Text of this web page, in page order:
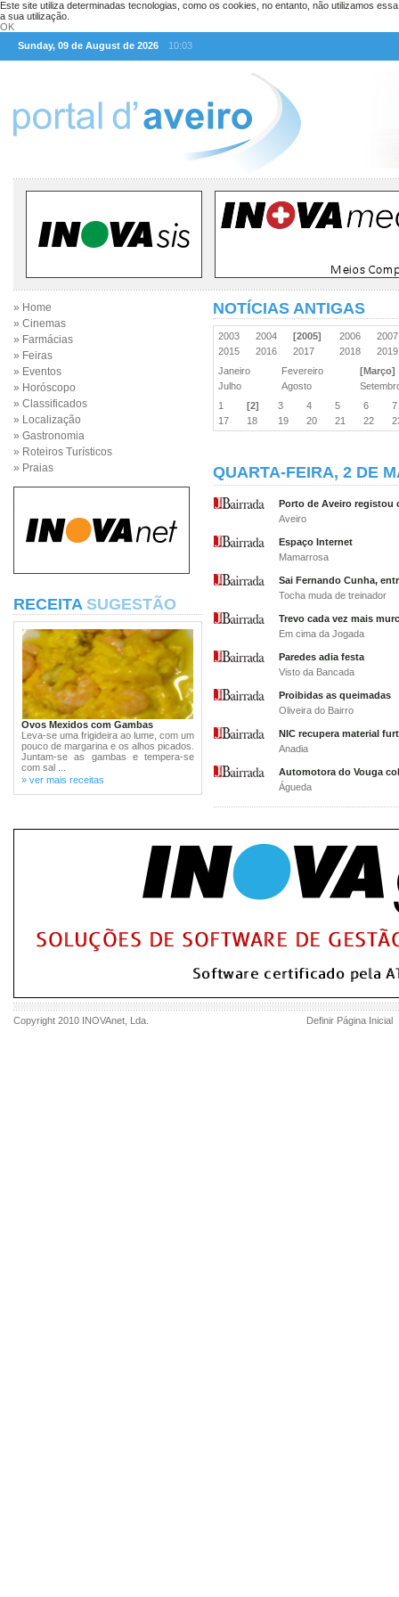
Este site utiliza determinadas tecnologias, como os cookies, no entanto, não utilizamos
a sua utilização.
OK
Sunday, 09 de August de 2026
10:03
» Home
» Cinemas
» Farmácias
» Feiras
» Eventos
» Horóscopo
» Classificados
» Localização
» Gastronomia
» Roteiros Turísticos
» Praias
RECEITA SUGESTÃO
Ovos Mexidos com Gambas
Leva-se uma frigideira ao lume, com um
pouco de margarina e os alhos picados.
Juntam-se as gambas e tempera-se
com sal ...
» ver mais receitas
NOTÍCIAS ANTIGAS
2003 2004 [2005] 2006
2015
2016 2017 2018
Janeiro
Fevereiro
[Março]
Julho
Agosto
1
[2] 3 4 5 6
17
18 19 20 21 22
QUARTA-FEIRA, 2 DE
Porto de Aveiro registou
Aveiro
Espaço Internet
Mamarrosa
Sai Fernando Cunha,
Tocha muda de treinador
Trevo cada vez mais
Em cima da Jogada
Paredes adia festa
Visto da Bancada
Proibidas as queimadas
Oliveira do Bairro
NIC recupera material
Anadia
Automotora do Vouga
Águeda
Copyright 2010 INOVAnet , Lda. Definir Página Inicial